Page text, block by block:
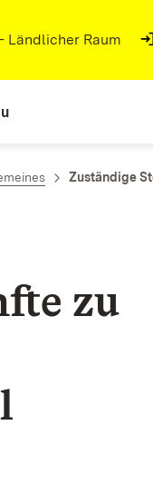
Ländlicher Raum
Zuständige
zu